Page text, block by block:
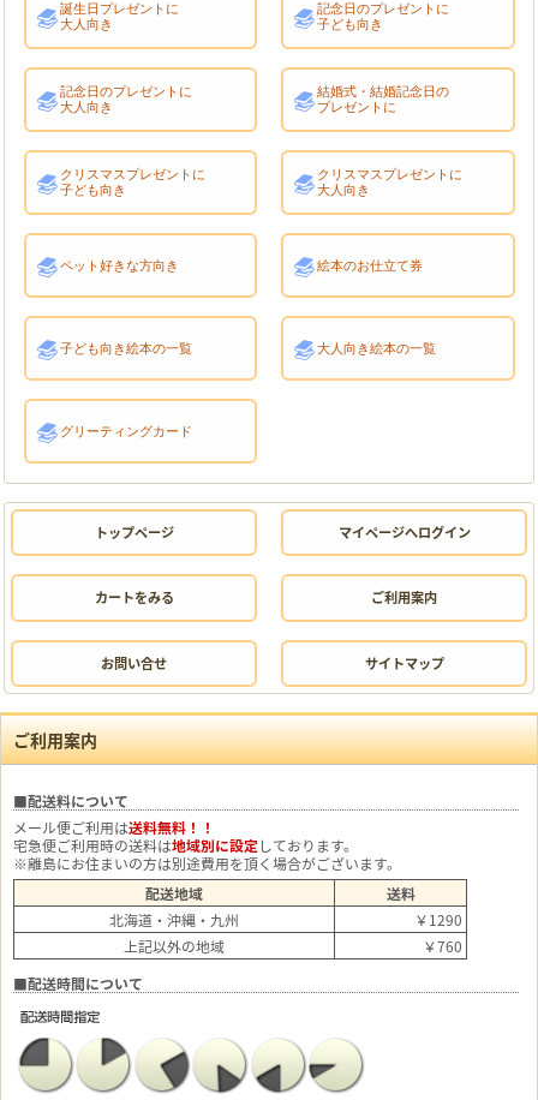
誕生日プレゼントに
大人向き
記念日のプレゼントに
子ども向き
記念日のプレゼントに
大人向き
結婚式・結婚記念日の
プレゼントに
クリスマスプレゼントに
子ども向き
クリスマスプレゼントに
大人向き
ペット好きな方向き 絵本のお仕立て券
子ども向き絵本の一覧 大人向き絵本の一覧
グリーティングカード
トップページ マイページへログイン
カートをみる ご利用案内
お問い合せ サイトマップ
ご利用案内
■配送料について
メール便ご利用は送料無料！！
宅急便ご利用時の送料は地域別に設定しております。
※離島にお住まいの方は別途費用を頂く場合がございます。
配送地域
送料
北海道・沖縄・九州
￥1290
上記以外の地域
￥760
■配送時間について